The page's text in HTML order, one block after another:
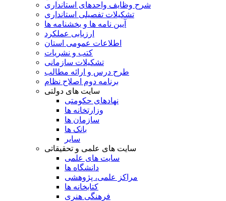
شرح وظایف واحدهای استانداری
تشکیلات تفصیلی استانداری
آیین نامه ها و بخشنامه ها
ارزیابی عملکرد
اطلاعات عمومی استان
کتب و نشریات
تشکیلات سازمانی
طرح درس و ارائه مطالب
برنامه دوم اصلاح نظام
سایت های دولتی
نهادهای حکومتی
وزارتخانه ها
سازمان ها
بانک ها
سایر
سایت های علمی و تحقیقاتی
سایت های علمی
دانشگاه ها
مراکز علمی، پژوهشی
کتابخانه ها
فرهنگی هنری